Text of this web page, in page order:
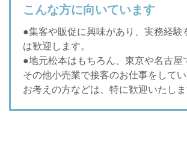
こんな方に向いています
●集客や販促に興味があり、実務経験
は歓迎します。
●地元松本はもちろん、東京や名古屋
その他小売業で接客のお仕事をして
お考えの方などは、特に歓迎いたしま